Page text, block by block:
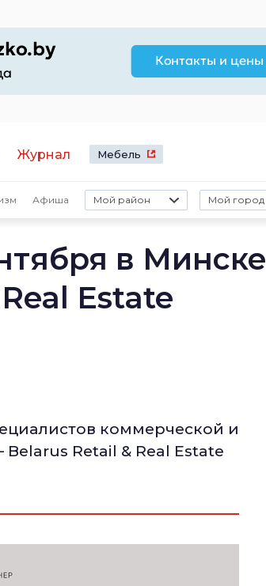
Журнал Мебель
Афиша Мой район Мой город
в Минске
Estate
коммерческой и
Retail & Real Estate